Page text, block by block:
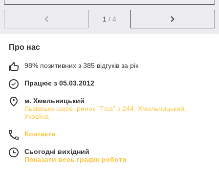
1 / 4
Про нас
98% позитивних з 385 відгуків за рік
Працює з 05.03.2012
м. Хмельницький
Львівське шосе, ринок "Тіса" к.244, Хмельницький,
Україна
Контакти
Сьогодні вихідний
Показати весь графік роботи